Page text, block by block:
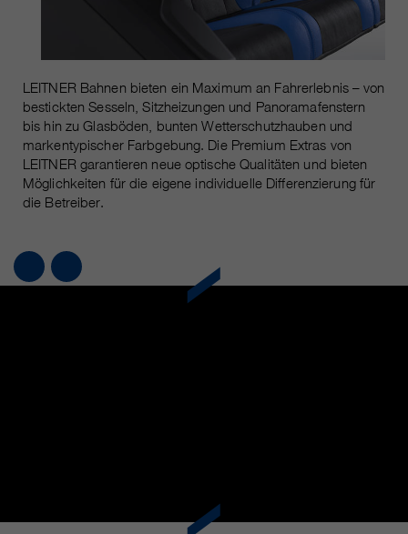
LEITNER Bahnen bieten ein Maximum an Fahrerlebnis – von
bestickten Sesseln, Sitzheizungen und Panoramafenstern
bis hin zu Glasböden, bunten Wetterschutzhauben und
markentypischer Farbgebung. Die Premium Extras von
LEITNER garantieren neue optische Qualitäten und bieten
Möglichkeiten für die eigene individuelle Differenzierung für
die Betreiber.